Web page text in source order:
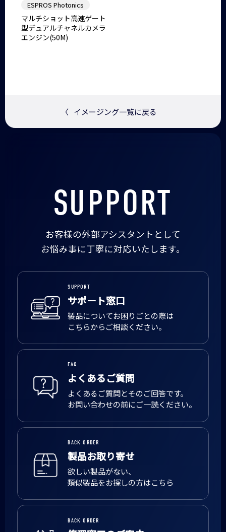
ESPROS Photonics
マルチショット高速ゲート
型デュアルチャネルカメラ
エンジン(50M)
〈 イメージング一覧に戻る
SUPPORT
お客様の外部アシスタントとして
お悩み事に丁寧に対応いたします。
SUPPORT
サポート窓口
製品についてお困りごとの際は
こちらからご相談ください。
FAQ
よくあるご質問
よくあるご質問とそのご回答です。
お問い合わせの前にご一読ください。
BACK ORDER
製品お取り寄せ
欲しい製品がない、
類似製品をお探しの方はこちら
BACK ORDER